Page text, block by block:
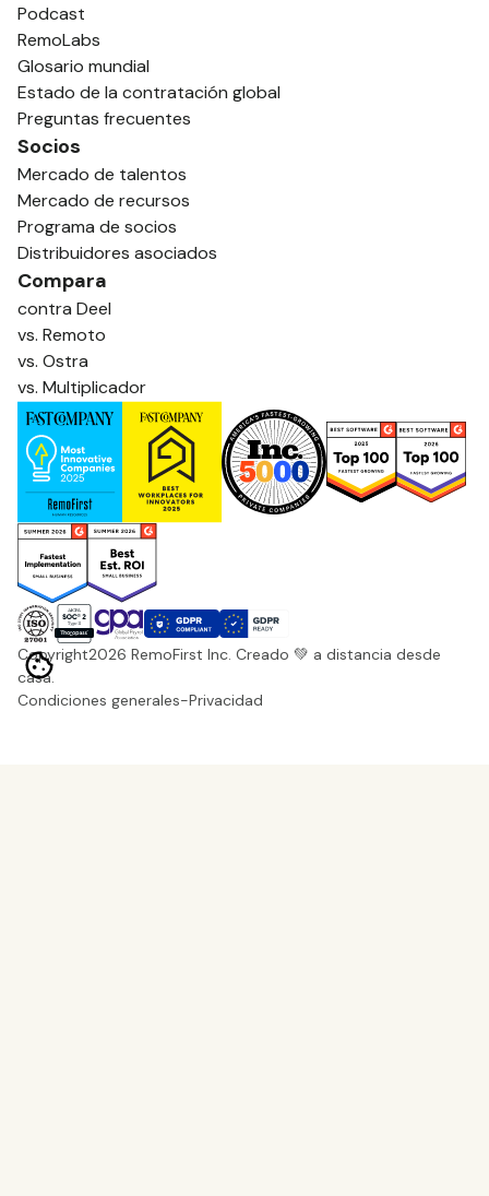
Podcast
RemoLabs
Glosario mundial
Estado de la contratación global
Preguntas frecuentes
Socios
Mercado de talentos
Mercado de recursos
Programa de socios
Distribuidores asociados
Compara
contra Deel
vs. Remoto
vs. Ostra
vs. Multiplicador
Copyright2026 RemoFirst Inc. Creado 💚 a distancia desde
casa.
Condiciones generales-Privacidad